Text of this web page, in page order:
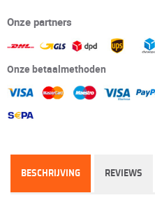
Onze partners
Onze betaalmethoden
BESCHRIJVING REVIEWS